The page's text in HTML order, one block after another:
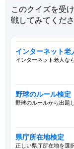
このクイズを受
戦してみてくださ
インターネット老
インターネット老人な
野球のルール検定
野球のルールから出題
県庁所在地検定
正しい県庁所在地を選